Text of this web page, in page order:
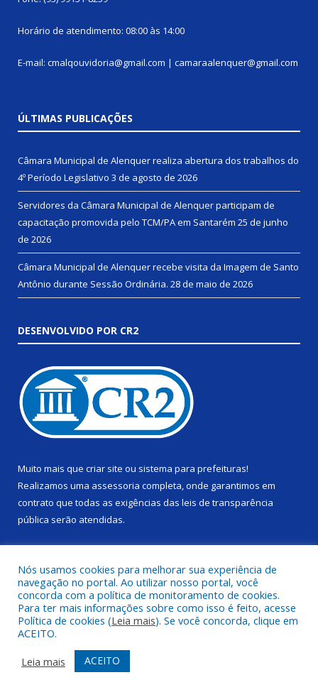
Horário de atendimento: 08:00 às 14:00
E-mail: cmalqouvidoria@gmail.com | camaraalenquer@gmail.com
ÚLTIMAS PUBLICAÇÕES
Câmara Municipal de Alenquer realiza abertura dos trabalhos do
4º Período Legislativo 3 de agosto de 2026
Servidores da Câmara Municipal de Alenquer participam de
capacitação promovida pelo TCM/PA em Santarém 25 de junho
de 2026
Câmara Municipal de Alenquer recebe visita da Imagem de Santo
Antônio durante Sessão Ordinária. 28 de maio de 2026
DESENVOLVIDO POR CR2
Muito mais que criar site ou sistema para prefeituras!
Realizamos uma assessoria completa, onde garantimos em
contrato que todas as exigências das leis de transparência
pública serão atendidas.
Todos os direitos reservados a Câmara Municipal de Alenquer.
Mapa do Site
Acessar Área Administrativa
Acessar Webmail
Nós usamos cookies para melhorar sua experiência de
navegação no portal. Ao utilizar nosso portal, você
concorda com a política de monitoramento de cookies.
Para ter mais informações sobre como isso é feito, acesse
Política de cookies (Leia mais). Se você concorda, clique em
ACEITO.
Leia mais
ACEITO